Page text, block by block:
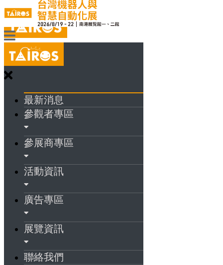
最新消息
參觀者專區
參展商專區
活動資訊
廣告專區
展覽資訊
聯絡我們